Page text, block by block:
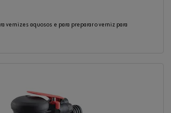
vernizes aquosos e para preparar o verniz para